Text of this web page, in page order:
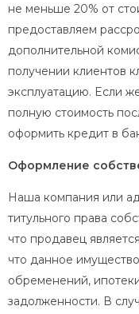
не меньше 20% от
предоставляем
дополнительной
получении клиентов
эксплуатацию. Eсли
полную стоимость
оформить кредит в
Оформление
Наша компания или
титульного права
что продавец
что данное
обременений,
задолженности. В